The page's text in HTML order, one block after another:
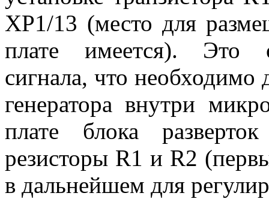
ХР1/13 (место для
плате имеется). Это
сигнала, что
генератора внутри
плате блока
резисторы R1 и R2
в дальнейшем для